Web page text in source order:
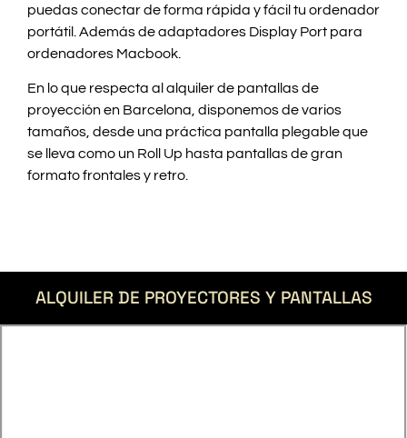
puedas conectar de forma rápida y fácil tu ordenador
portátil. Además de adaptadores Display Port para
ordenadores Macbook.
En lo que respecta al alquiler de pantallas de
proyección en Barcelona, disponemos de varios
tamaños, desde una práctica pantalla plegable que
se lleva como un Roll Up hasta pantallas de gran
formato frontales y retro.
ALQUILER DE PROYECTORES Y PANTALLAS